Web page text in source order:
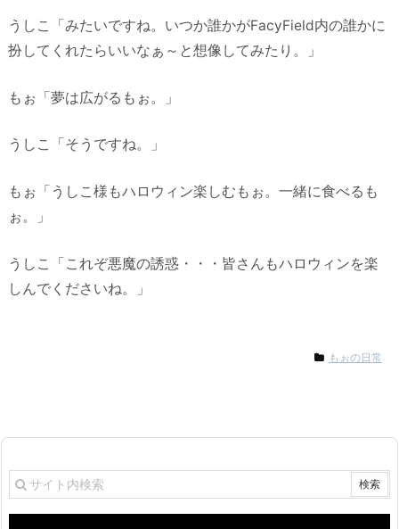
うしこ「みたいですね。いつか誰かがFacyField内の誰かに
扮してくれたらいいなぁ～と想像してみたり。」
もぉ「夢は広がるもぉ。」
うしこ「そうですね。」
もぉ「うしこ様もハロウィン楽しむもぉ。一緒に食べるも
ぉ。」
うしこ「これぞ悪魔の誘惑・・・皆さんもハロウィンを楽
しんでくださいね。」
もぉの日常